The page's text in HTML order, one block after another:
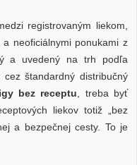
registrovaným liekom,
, a neoficiálnymi ponukami z
a uvedený na trh podľa
štandardný distribučný
bez receptu , treba byť
liekov totiž „bez
a bezpečnej cesty. To je